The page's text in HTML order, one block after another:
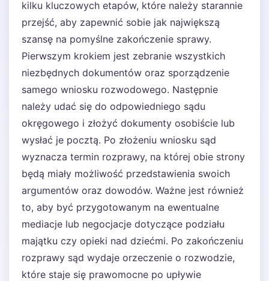
kilku kluczowych etapów, które należy starannie
przejść, aby zapewnić sobie jak największą
szansę na pomyślne zakończenie sprawy.
Pierwszym krokiem jest zebranie wszystkich
niezbędnych dokumentów oraz sporządzenie
samego wniosku rozwodowego. Następnie
należy udać się do odpowiedniego sądu
okręgowego i złożyć dokumenty osobiście lub
wysłać je pocztą. Po złożeniu wniosku sąd
wyznacza termin rozprawy, na której obie strony
będą miały możliwość przedstawienia swoich
argumentów oraz dowodów. Ważne jest również
to, aby być przygotowanym na ewentualne
mediacje lub negocjacje dotyczące podziału
majątku czy opieki nad dziećmi. Po zakończeniu
rozprawy sąd wydaje orzeczenie o rozwodzie,
które staje się prawomocne po upływie